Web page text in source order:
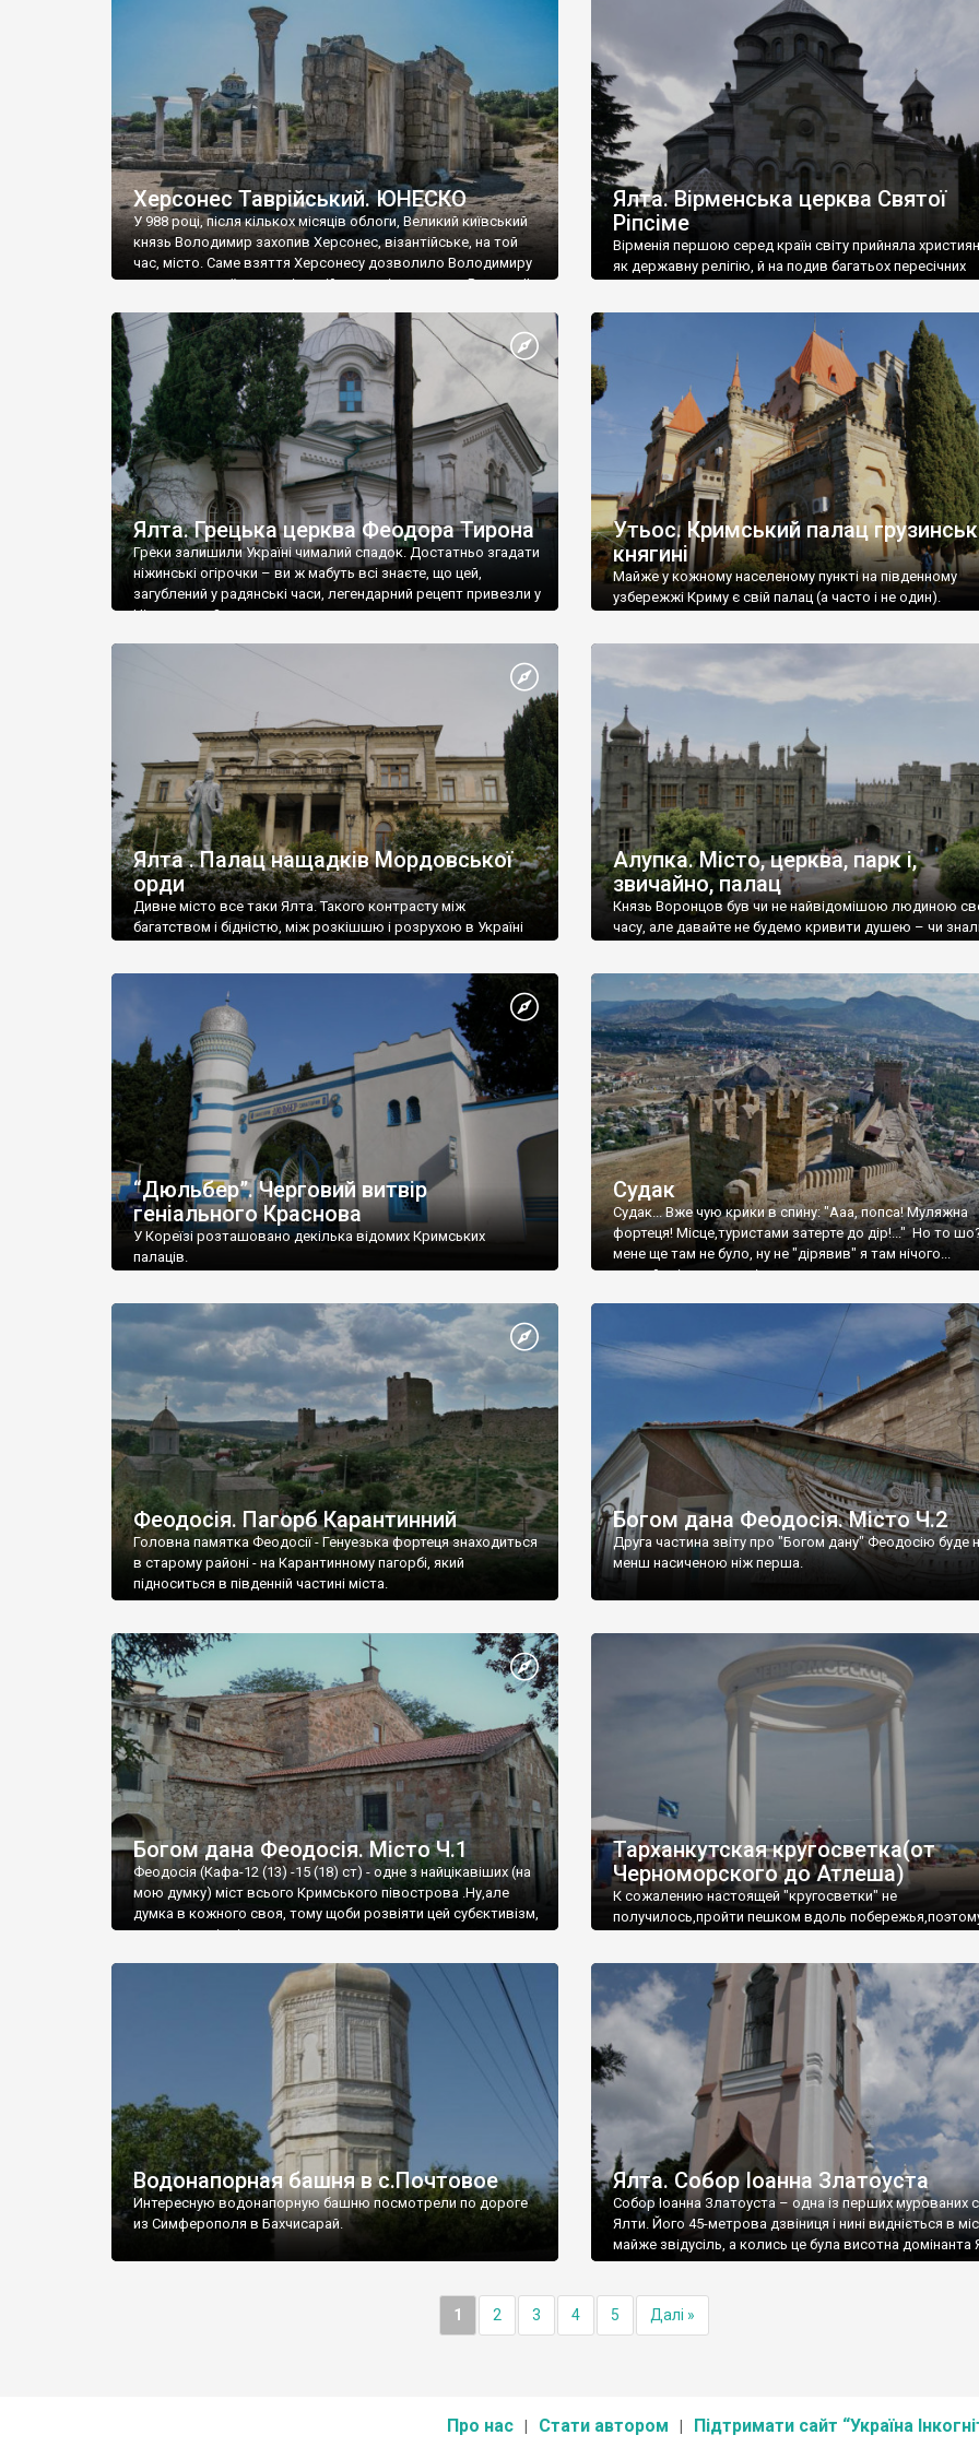
візантійської доби. Раритети викрадені з фондів об’єкту
культурної спадщини ЮНЕСКО «Херсонеса Таврійського».
Офіційно – на виставку «Золото Візантії», але експерти та
влада в Україні вважають це лише […]
називаються «повстяками» (postaki)…” “Вино. Крим
виробляє відмінне вино і його вдосталь: воно все
легке біле і дуже […]
Херсонес Таврійський. ЮНЕСКО
У 988 році, після кількох місяців облоги, Великий київський
князь Володимир захопив Херсонес, візантійське, на той
час, місто. Саме взяття Херсонесу дозволило Володимиру
диктувати свої умови візантійському імператору Василю ІІ,
Херсонесі Володимир-язичник, став Василем-
християнином. А потім було Хрещення Русі. На честь
Херсонесу Таврійського названо місто […]
Ялта. Вірменська церква Святої
Ріпсіме
Вірменія першою серед країн світу прийняла
як державну релігію, й на подив багатьох пересічних
Ялта. Грецька церква Феодора Тирона
Греки залишили Україні чималий спадок. Достатньо згадати
ніжинські огірочки – ви ж мабуть всі знаєте, що цей,
загублений у радянські часи, легендарний рецепт привезли у
Ніжин греки?
Утьос. Кримський палац
княгині
Майже у кожному населеному пункті на південному
узбережжі Криму є свій палац (а часто і не один).
Ялта . Палац нащадків Мордовської
орди
Дивне місто все таки Ялта. Такого контрасту між
багатством і бідністю, між розкішшю і розрухою в Україні
Алупка. Місто, церква, парк і,
звичайно, палац
Князь Воронцов був чи не найвідомішою людиною
часу, але давайте не будемо кривити душею – чи
“Дюльбер”. Черговий витвір
геніального Краснова
У Кореїзі розташовано декілька відомих Кримських
палаців.
Судак
Судак... Вже чую крики в спину: "Ааа, попса! Муляжна
фортеця! Місце,туристами затерте до дір!..." Но то
мене ще там не було, ну не "дірявив" я там нічого...
принаймні до цього літа.
Феодосія. Пагорб Карантинний
Головна памятка Феодосії - Генуезька фортеця знаходиться
в старому районі - на Карантинному пагорбі, який
підноситься в південній частині міста.
Богом дана Феодосія. Місто Ч.2
Друга частина звіту про "Богом дану" Феодосію буде
менш насиченою ніж перша.
Богом дана Феодосія. Місто Ч.1
Феодосія (Кафа-12 (13) -15 (18) ст) - одне з найцікавіших (на
мою думку) міст всього Кримського півострова .Ну,але
думка в кожного своя, тому щоби розвіяти цей субєктивізм,
запрошую відвідати це
Тарханкутская кругосветка(от
Черноморского до Атлеша)
К сожалению настоящей "кругосветки" не
получилось,пройти пешком вдоль
Водонапорная башня в с.Почтовое
Интересную водонапорную башню посмотрели по дороге
из Симферополя в Бахчисарай.
Ялта. Собор Іоанна Златоуста
Собор Іоанна Златоуста – одна із перших мурованих
Ялти. Його 45-метрова дзвіниця і нині видніється в
майже звідусіль, а колись це була висотна домінанта
1 2 3 4 5 Далі »
Про нас Стати автором Підтримати сайт “Україна